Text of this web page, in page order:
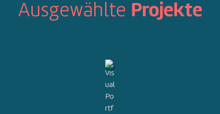
Ausgewählte Projekte